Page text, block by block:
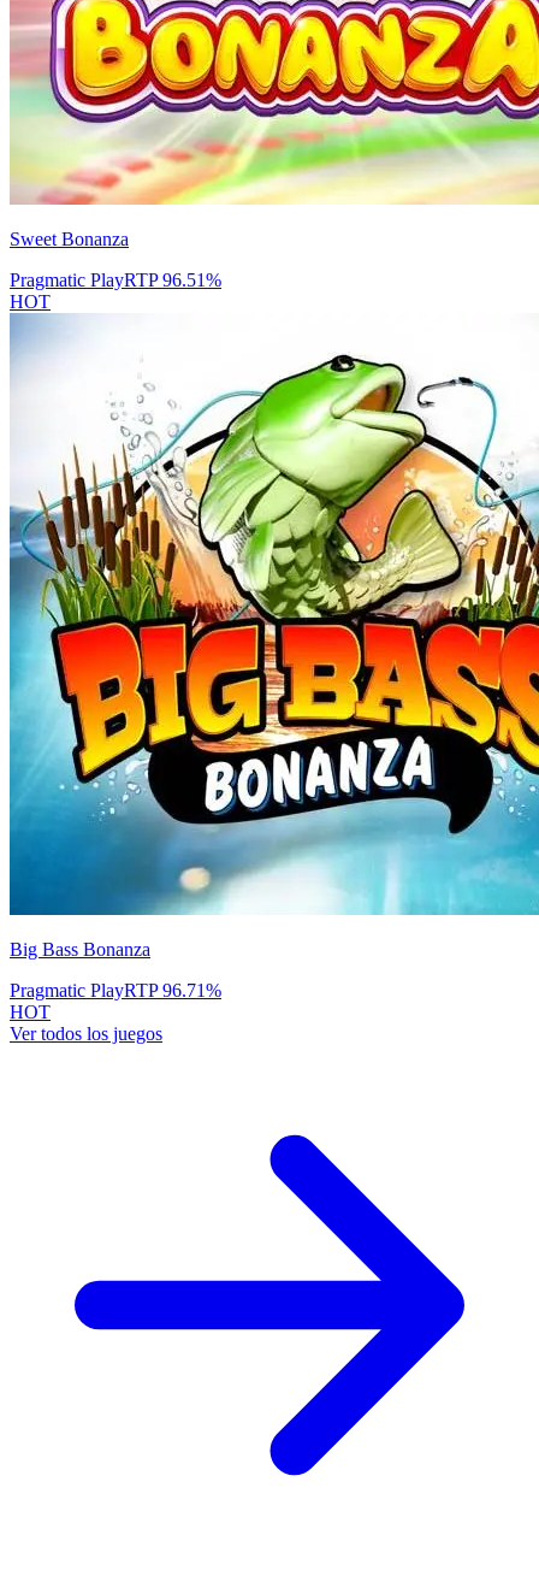
Sweet Bonanza
Pragmatic PlayRTP96.51%
HOT
Big Bass Bonanza
Pragmatic PlayRTP96.71%
HOT
Ver todos los juegos